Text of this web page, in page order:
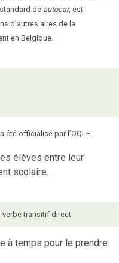
de autocar, est
d’autres aires de la
en Belgique.
a été officialisé par l’OQLF.
élèves entre leur
scolaire.
verbe transitif direct
à temps pour le prendre.